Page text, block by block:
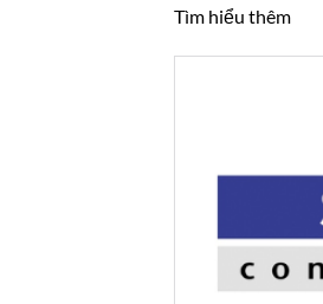
Tìm hiểu thêm